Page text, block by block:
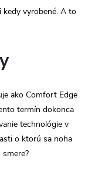
kedy vyrobené. A to
ako Comfort Edge
termín dokonca
technológie v
o ktorú sa noha